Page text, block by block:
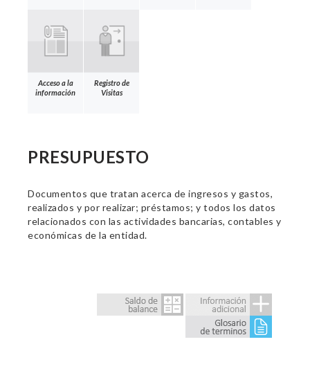
Acceso a la
información
Registro de
Visitas
PRESUPUESTO
Documentos que tratan acerca de ingresos y gastos,
realizados y por realizar; préstamos; y todos los datos
relacionados con las actividades bancarias, contables y
económicas de la entidad.